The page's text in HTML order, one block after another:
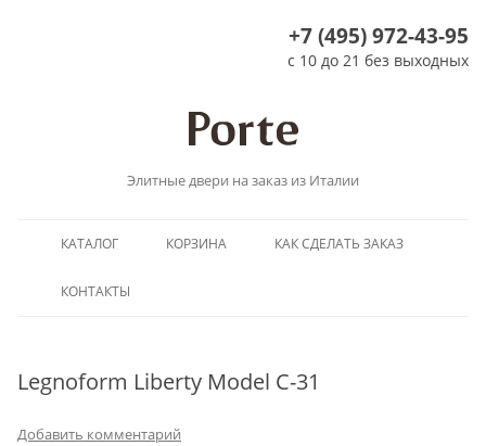
+7 (495) 972-43-95
с 10 до 21 без выходных
Элитные двери на заказ из Италии
КАТАЛОГ КОРЗИНА КАК СДЕЛАТЬ ЗАКАЗ
КОНТАКТЫ
Legnoform Liberty Model C-31
Добавить комментарий